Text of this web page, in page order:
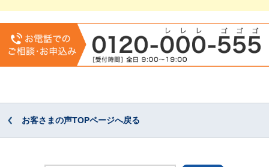
お客さまの声TOPページへ戻る